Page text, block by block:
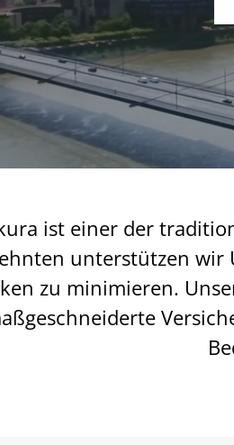
ist einer der
unterstützen
zu minimieren.